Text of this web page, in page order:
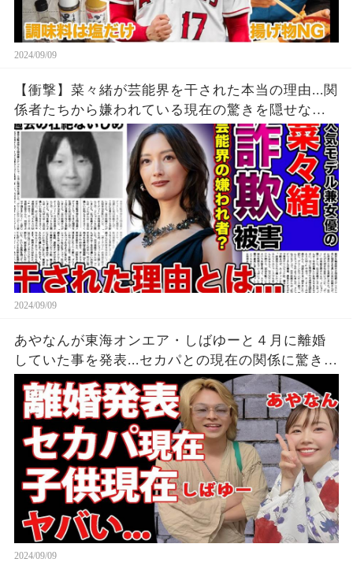
2024/09/09
【衝撃】菜々緒が芸能界を干された本当の理由...関
係者たちから嫌われている現在の驚きを隠せな
い！！詐欺被害にまで遭っている衝撃の現在...過去
の壮絶ないじめに一同驚愕！！
2024/09/09
あやなんが東海オンエア・しばゆーと４月に離婚
していた事を発表...セカパとの現在の関係に驚きを
隠せない...『しばゆー＆あやなん』夫婦の精神崩壊
した現在がヤバい...
2024/09/09